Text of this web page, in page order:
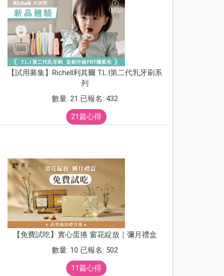
【試用募集】Richell利其爾 T.L.I第二代乳牙刷系
列
數量: 21 已報名: 432
21篇心得
【免費試吃】實心蛋捲 窗花綻放｜彌月禮盒
數量: 10 已報名: 502
11篇心得